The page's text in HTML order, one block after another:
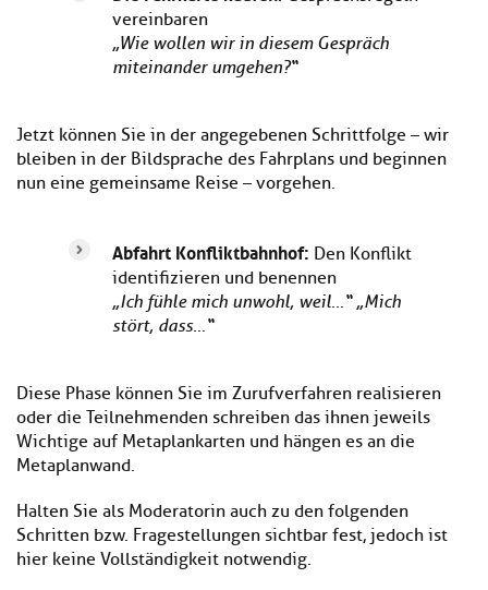
vereinbaren
„Wie wollen wir in diesem Gespräch
miteinander umgehen?“
Jetzt können Sie in der angegebenen Schrittfolge – wir
bleiben in der Bildsprache des Fahrplans und beginnen
nun eine gemeinsame Reise – vorgehen.
Abfahrt Konfliktbahnhof: Den Konflikt
identifizieren und benennen
„Ich fühle mich unwohl, weil…“ „Mich
stört, dass…“
Diese Phase können Sie im Zurufverfahren realisieren
oder die Teilnehmenden schreiben das ihnen jeweils
Wichtige auf Metaplankarten und hängen es an die
Metaplanwand.
Halten Sie als Moderatorin auch zu den folgenden
Schritten bzw. Fragestellungen sichtbar fest, jedoch ist
hier keine Vollständigkeit notwendig.